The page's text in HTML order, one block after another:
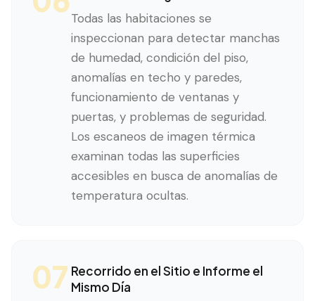
Todas las habitaciones se
inspeccionan para detectar manchas
de humedad, condición del piso,
anomalías en techo y paredes,
funcionamiento de ventanas y
puertas, y problemas de seguridad.
Los escaneos de imagen térmica
examinan todas las superficies
accesibles en busca de anomalías de
temperatura ocultas.
07 Recorrido en el Sitio e Informe el
Mismo Día